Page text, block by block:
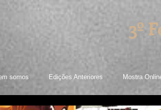
3º
somos Edições Anteriores Mostra